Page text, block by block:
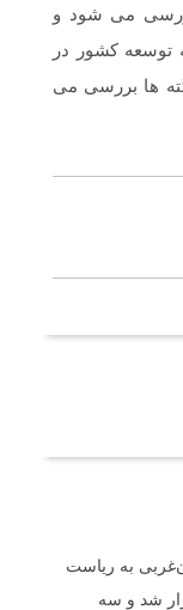
می شود و
برنامه توسعه کشور در
ها بررسی می
به ریاست
شد و سه